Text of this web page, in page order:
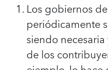
Los gobiernos
periódicamente
siendo
de los